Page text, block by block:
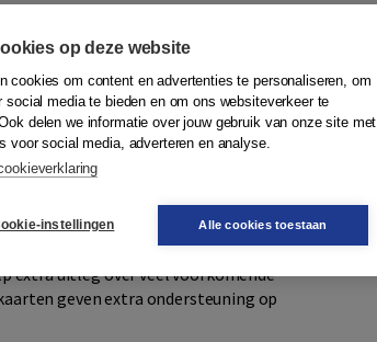
Zo kun je tijd besteden aan je kind en
Rekenen. Succes! Rekenen helpt bij het
losse boekjes rond situaties uit het
de antwoorden en tips bij de
naar) Instroom, 1F en 2F. In elk boekje zitten
en Verbanden.
van deelnemers. Omdat elke
extra uitleg over veel voorkomende
geven extra ondersteuning op
op deze website
cookies om content en advertenties te personaliseren, om
social media te bieden en om ons websiteverkeer te
delen we informatie over jouw gebruik van onze site met
voor social media, adverteren en analyse.
instellingen Alle cookies toestaan